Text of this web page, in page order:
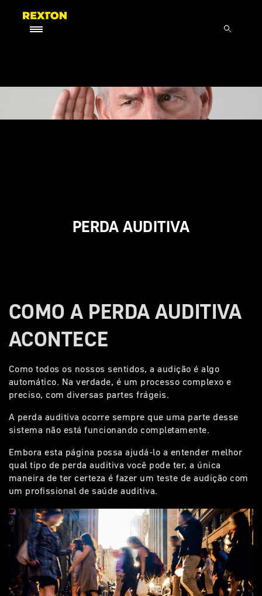
PERDA AUDITIVA
COMO A PERDA AUDITIVA
ACONTECE
Como todos os nossos sentidos, a audição é algo
automático. Na verdade, é um processo complexo e
preciso, com diversas partes frágeis.
A perda auditiva ocorre sempre que uma parte desse
sistema não está funcionando completamente.
Embora esta página possa ajudá-lo a entender melhor
qual tipo de perda auditiva você pode ter, a única
maneira de ter certeza é fazer um teste de audição com
um profissional de saúde auditiva.